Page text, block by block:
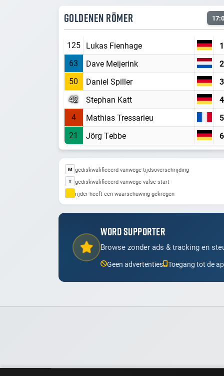
GOLDENEN RÖMER
125 Lukas Fienhage
63
Dave Meijerink
50
Daniel Spiller
42
Stephan Katt
4
Mathias Tressarieu
21
Jörg Tebbe
M gediskwalificeerd vanwege tijdsoverschrijding
T gediskwalificeerd vanwege valse start
rijder heeft een waarschuwing gekregen
WORD SUPPORTER
Browse zonder ads & tracking en
Geen advertenties Toegang tot de